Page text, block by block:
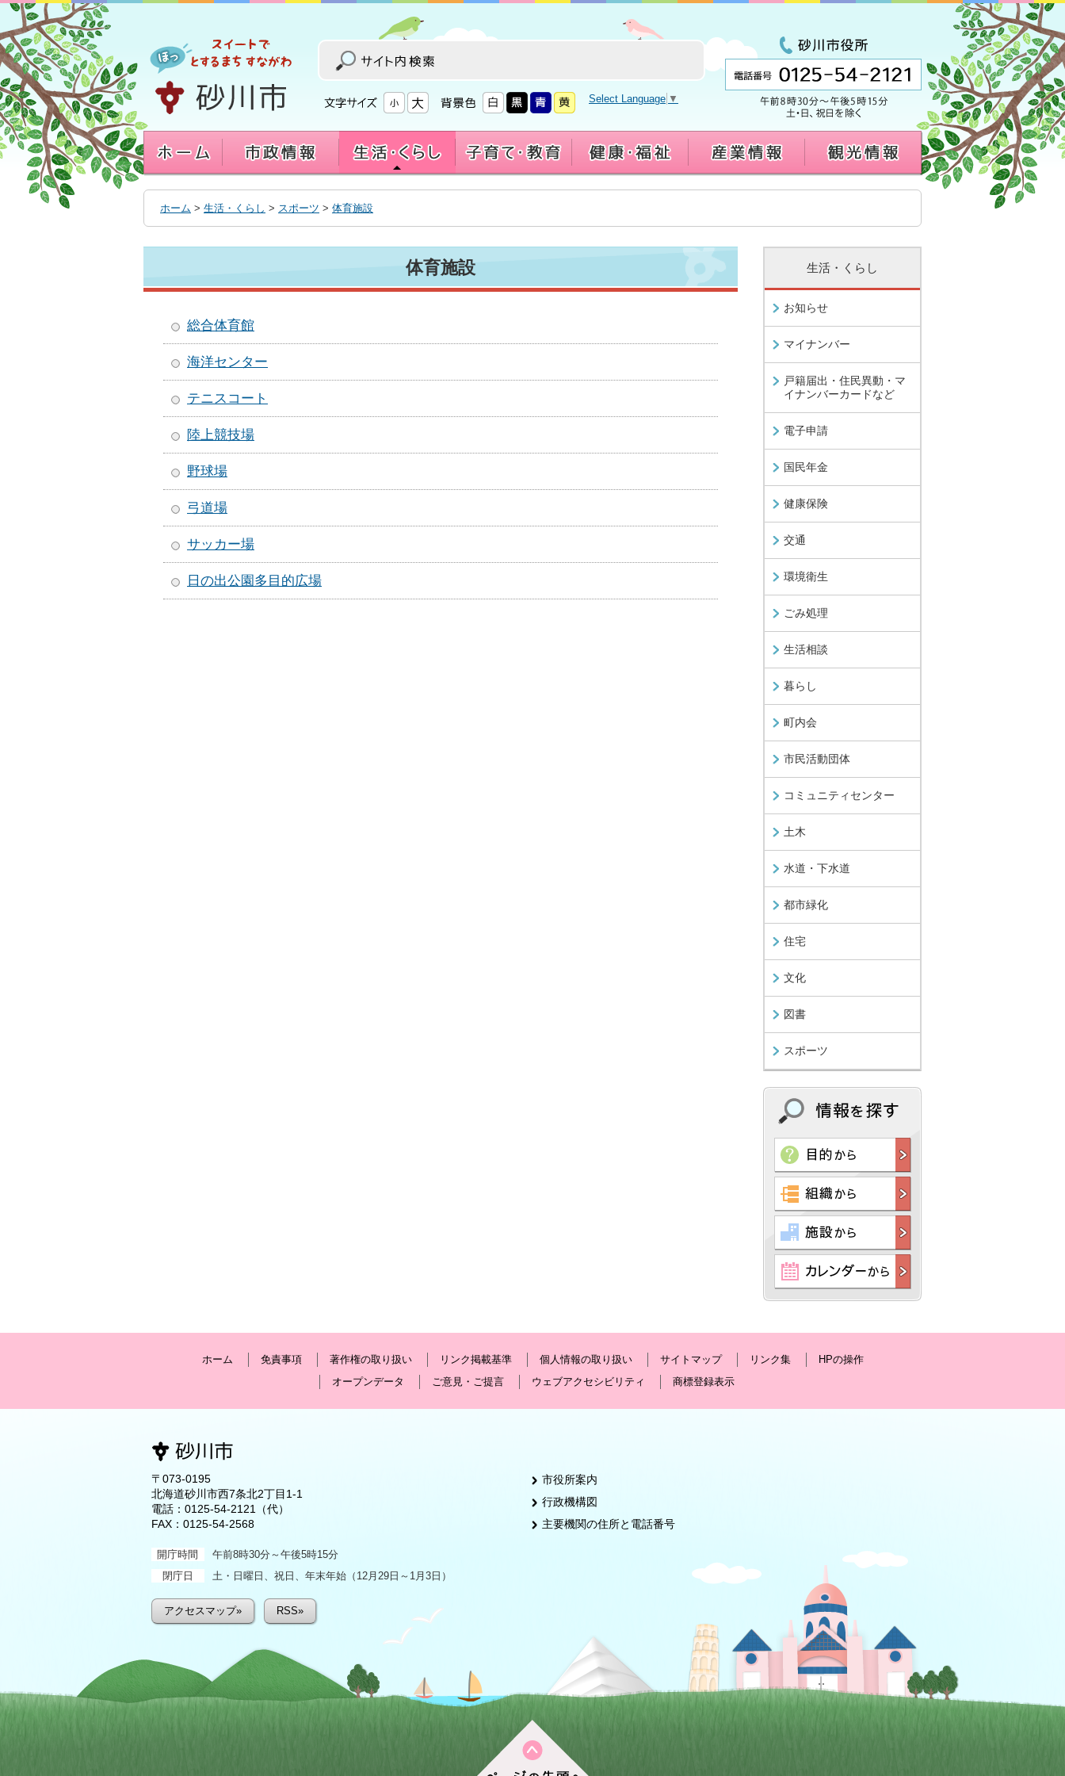
へ
移
動
す
る
Select Language ▼
ホーム > 生活・くらし > スポーツ > 体育施設
体育施設
総合体育館
海洋センター
テニスコート
陸上競技場
野球場
弓道場
サッカー場
日の出公園多目的広場
生活・くらし
お知らせ
マイナンバー
戸籍届出・住民異動・マ
イナンバーカードなど
電子申請
国民年金
健康保険
交通
環境衛生
ごみ処理
生活相談
暮らし
町内会
市民活動団体
コミュニティセンター
土木
水道・下水道
都市緑化
住宅
文化
図書
スポーツ
ホーム 免責事項 著作権の取り扱い リンク掲載基準 個人情報の取り扱い サイトマップ リンク集
HPの操作
オープンデータ
ご意見・ご提言 ウェブアクセシビリティ 商標登録表示
〒073-0195
北海道砂川市西7条北2丁目1-1
電話： 0125-54-2121
（代）
FAX：0125-54-2568
開庁時間
午前8時30分～午後5時15分
閉庁日
土・日曜日、祝日、年末年始（12月29日～1月3日）
アクセスマップ» RSS»
市役所案内
行政機構図
主要機関の住所と電話番号